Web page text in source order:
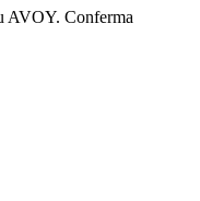
AVOY. Conferma